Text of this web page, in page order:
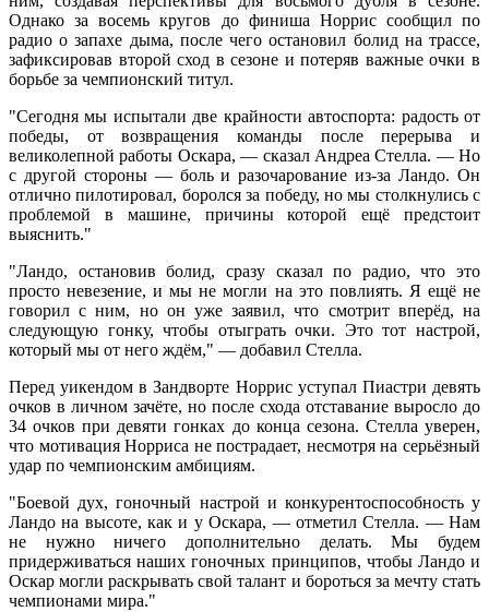
Однако за восемь кругов до финиша Норрис сообщил по
радио о запахе дыма, после чего остановил болид на трассе,
зафиксировав второй сход в сезоне и потеряв важные очки в
борьбе за чемпионский титул.
"Сегодня мы испытали две крайности автоспорта: радость от
победы, от возвращения команды после перерыва и
великолепной работы Оскара, — сказал Андреа Стелла. — Но
с другой стороны — боль и разочарование из-за Ландо. Он
отлично пилотировал, боролся за победу, но мы столкнулись с
проблемой в машине, причины которой ещё предстоит
выяснить."
"Ландо, остановив болид, сразу сказал по радио, что это
просто невезение, и мы не могли на это повлиять. Я ещё не
говорил с ним, но он уже заявил, что смотрит вперёд, на
следующую гонку, чтобы отыграть очки. Это тот настрой,
который мы от него ждём," — добавил Стелла.
Перед уикендом в Зандворте Норрис уступал Пиастри девять
очков в личном зачёте, но после схода отставание выросло до
34 очков при девяти гонках до конца сезона. Стелла уверен,
что мотивация Норриса не пострадает, несмотря на серьёзный
удар по чемпионским амбициям.
"Боевой дух, гоночный настрой и конкурентоспособность у
Ландо на высоте, как и у Оскара, — отметил Стелла. — Нам
не нужно ничего дополнительно делать. Мы будем
придерживаться наших гоночных принципов, чтобы Ландо и
Оскар могли раскрывать свой талант и бороться за мечту стать
чемпионами мира."